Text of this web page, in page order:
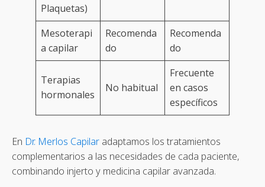
Plaquetas)
Mesoterapi
a capilar
Recomenda
do
Recomenda
do
Terapias
hormonales
No habitual
Frecuente
en casos
específicos
En Dr. Merlos Capilar adaptamos los tratamientos
complementarios a las necesidades de cada paciente,
combinando injerto y medicina capilar avanzada.